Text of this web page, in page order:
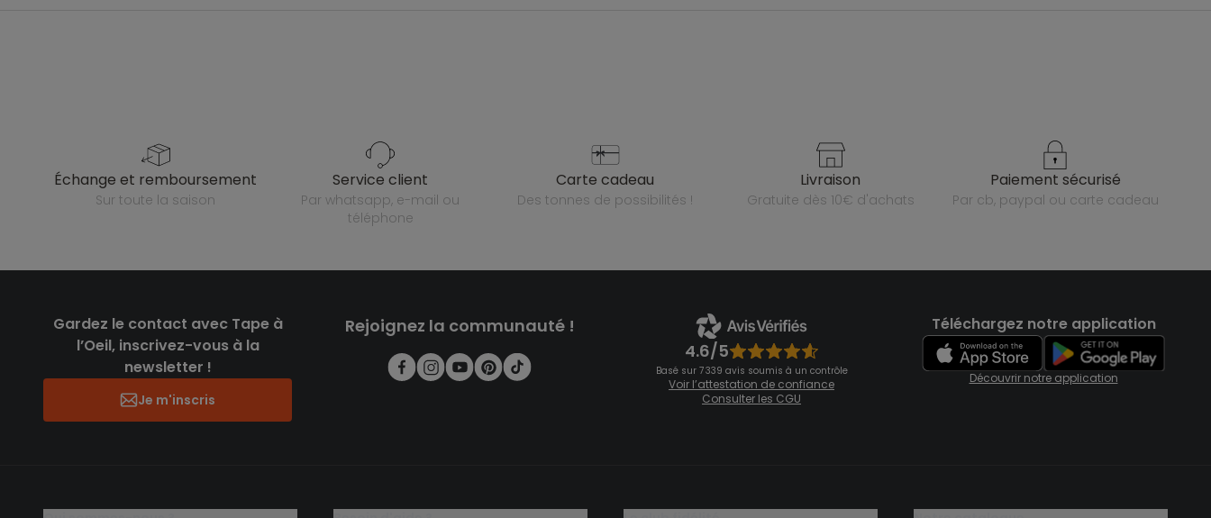
échange et remboursement
sur toute la saison
service client
par whatsapp, e-mail ou
téléphone
carte cadeau
des tonnes de possibilités !
livraison
gratuite dès 10€ d'achats
paiement sécurisé
par cb, paypal ou carte cadeau
Gardez le contact avec Tape à
l’Oeil, inscrivez-vous à la
newsletter !
Je m'inscris
Rejoignez la communauté !
4.6/5
Basé sur 7 339 avis soumis à un contrôle
Voir l’attestation de confiance
Consulter les CGU
Téléchargez notre application
Découvrir notre application